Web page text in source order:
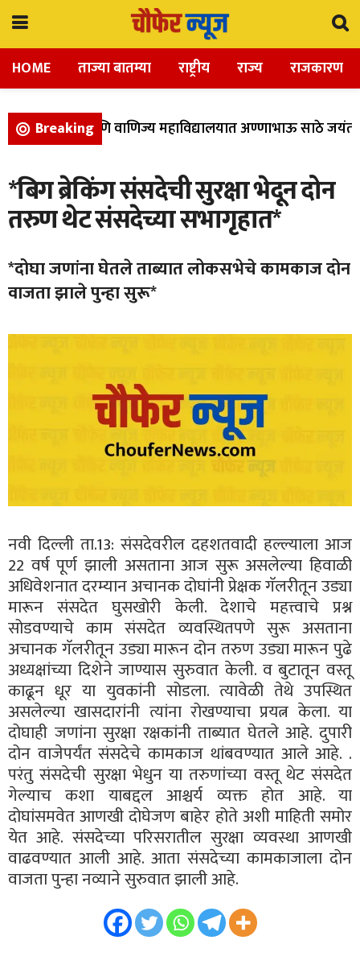
HOME ताज्या बातम्या राष्ट्रीय राज्य राजकारण
Breaking
विज्ञान, आणि वाणिज्य महाविद्यालयात अण्णाभाऊ साठे जयंती
*बिग ब्रेकिंग संसदेची सुरक्षा भेदून दोन
तरुण थेट संसदेच्या सभागृहात*
*दोघा जणांना घेतले ताब्यात लोकसभेचे कामकाज दोन
वाजता झाले पुन्हा सुरू*
नवी दिल्ली ता.13: संसदेवरील दहशतवादी हल्ल्याला आज
22 वर्ष पूर्ण झाली असताना आज सुरू असलेल्या हिवाळी
अधिवेशनात दरम्यान अचानक दोघांनी प्रेक्षक गॅलरीतून उड्या
मारून संसदेत घुसखोरी केली. देशाचे महत्त्वाचे प्रश्न
सोडवण्याचे काम संसदेत व्यवस्थितपणे सुरू असताना
अचानक गॅलरीतून उड्या मारून दोन तरुण उड्या मारून पुढे
अध्यक्षांच्या दिशेने जाण्यास सुरुवात केली. व बुटातून वस्तू
काढून धूर या युवकांनी सोडला. त्यावेळी तेथे उपस्थित
असलेल्या खासदारांनी त्यांना रोखण्याचा प्रयत्न केला. या
दोघाही जणांना सुरक्षा रक्षकांनी ताब्यात घेतले आहे. दुपारी
दोन वाजेपर्यंत संसदेचे कामकाज थांबवण्यात आले आहे. .
परंतु संसदेची सुरक्षा भेधुन या तरुणांच्या वस्तू थेट संसदेत
गेल्याच कशा याबद्दल आश्चर्य व्यक्त होत आहे. या
दोघांसमवेत आणखी दोघेजण बाहेर होते अशी माहिती समोर
येत आहे. संसदेच्या परिसरातील सुरक्षा व्यवस्था आणखी
वाढवण्यात आली आहे. आता संसदेच्या कामकाजाला दोन
वाजता पुन्हा नव्याने सुरुवात झाली आहे.